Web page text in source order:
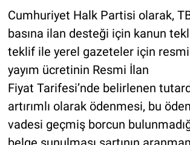
Cumhuriyet Halk Partisi olarak,
basına ilan desteği için kanun
teklif ile yerel gazeteler için resmi
yayım ücretinin Resmi İlan
Fiyat Tarifesi’nde belirlenen
artırımlı olarak ödenmesi, bu
vadesi geçmiş borcun